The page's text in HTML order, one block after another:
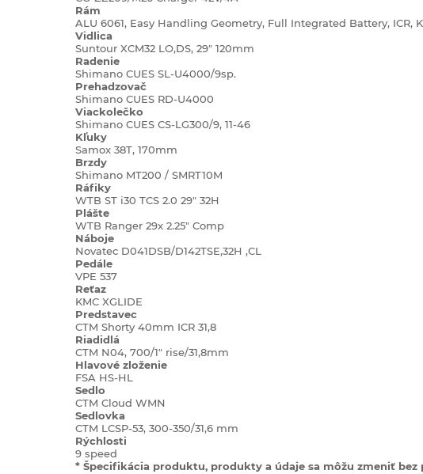
Rám
ALU 6061, Easy Handling Geometry, Full Integrated Battery, ICR,
Vidlica
Suntour XCM32 LO,DS, 29" 120mm
Radenie
Shimano CUES SL-U4000/9sp.
Prehadzovač
Shimano CUES RD-U4000
Viackolečko
Shimano CUES CS-LG300/9, 11-46
Kľuky
Samox 38T, 170mm
Brzdy
Shimano MT200 / SMRT10M
Ráfiky
WTB ST i30 TCS 2.0 29" 32H
Plášte
WTB Ranger 29x 2.25" Comp
Náboje
Novatec D041DSB/D142TSE,32H ,CL
Pedále
VPE 537
Reťaz
KMC XGLIDE
Predstavec
CTM Shorty 40mm ICR 31,8
Riadidlá
CTM N04, 700/1" rise/31,8mm
Hlavové zloženie
FSA HS-HL
Sedlo
CTM Cloud WMN
Sedlovka
CTM LCSP-53, 300-350/31,6 mm
Rýchlosti
9 speed
* Špecifikácia produktu, produkty a údaje sa môžu zmeniť